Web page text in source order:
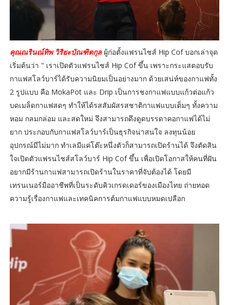
คุณณรินณ์ทิพ วิริยะบัณฑิตกุล ผู้ก่อตั้งแฟรนไชส์ Hip Cof บอกเล่าจุด
เริ่มต้นว่า " เราเปิดตัวแฟรนไชส์ Hip Cof ขึ้น เพราะกระแสตอบรับ
กาแฟสโลว์บาร์ได้รับความนิยมเป็นอย่างมาก ด้วยเสน่ห์ของกาแฟทั้ง
2 รูปแบบ คือ MokaPot และ Drip เป็นการชงกาแฟแบบแก้วต่อแก้ว
บดเมล็ดกาแฟสดๆ ทำให้ได้รสสัมผัสรสชาติกาแฟแบบเต็มๆ ทั้งความ
หอม กลมกล่อม และสดใหม่ จึงสามารถดึงดูดบรรดาคอกาแฟได้ไม่
ยาก ประกอบกับกาแฟสโลว์บาร์เป็นธุรกิจน่าสนใจ ลงทุนน้อย
อุปกรณ์มีไม่มาก ทำเลมีแค่โต๊ะหนึ่งตัวก็สามารถเปิดร้านได้ จึงตัดสิน
ใจเปิดตัวแฟรนไชส์สโลว์บาร์ Hip Cof ขึ้น เพื่อเปิดโอกาสให้คนที่ฝัน
อยากมีร้านกาแฟสามารถเปิดร้านในราคาที่จับต้องได้ โดยมี
เทรนเนอร์มืออาชีพที่เป็นระดับคิวเกรดเดอร์ของเมืองไทย ถ่ายทอด
ความรู้เรื่องกาแฟและเทคนิคการต้มกาแฟแบบหมดเปลือก